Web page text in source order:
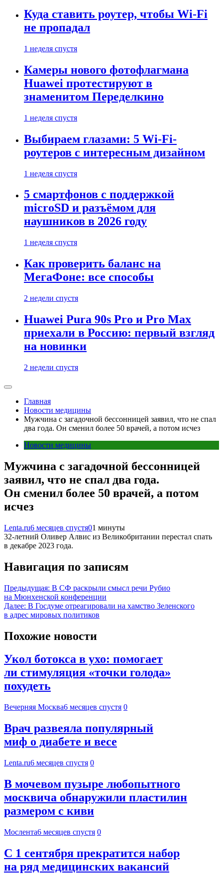
Куда ставить роутер, чтобы Wi-Fi
не пропадал
1 неделя спустя
Камеры нового фотофлагмана
Huawei протестируют в
знаменитом Переделкино
1 неделя спустя
Выбираем глазами: 5 Wi-Fi-
роутеров с интересным дизайном
1 неделя спустя
5 смартфонов с поддержкой
microSD и разъёмом для
наушников в 2026 году
1 неделя спустя
Как проверить баланс на
МегаФоне: все способы
2 недели спустя
Huawei Pura 90s Pro и Pro Max
приехали в Россию: первый взгляд
на новинки
2 недели спустя
Главная
Новости медицины
Мужчина с загадочной бессонницей заявил, что не спал
два года. Он сменил более 50 врачей, а потом исчез
Новости медицины
Мужчина с загадочной бессонницей
заявил, что не спал два года.
Он сменил более 50 врачей, а потом
исчез
Lenta.ru6 месяцев спустя01 минуты
32-летний Оливер Алвис из Великобритании перестал спать
в декабре 2023 года.
Навигация по записям
Предыдущая: В СФ раскрыли смысл речи Рубио
на Мюнхенской конференции
Далее: В Госдуме отреагировали на хамство Зеленского
в адрес мировых политиков
Похожие новости
Укол ботокса в ухо: помогает
ли стимуляция «точки голода»
похудеть
Вечерняя Москва6 месяцев спустя 0
Врач развеяла популярный
миф о диабете и весе
Lenta.ru6 месяцев спустя 0
В мочевом пузыре любопытного
москвича обнаружили пластилин
размером с киви
Мослента6 месяцев спустя 0
С 1 сентября прекратится набор
на ряд медицинских вакансий